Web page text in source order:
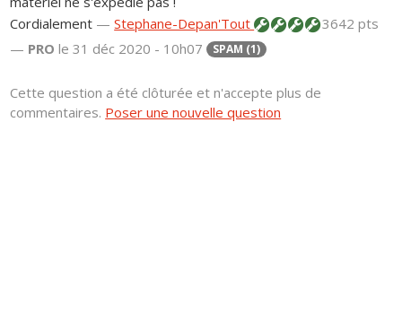
Cordialement —Stephane-Depan'Tout
3642 pts
— PRO le 31 déc 2020 - 10h07 SPAM (1)
Cette question a été clôturée et n'accepte plus de
commentaires. Poser une nouvelle question